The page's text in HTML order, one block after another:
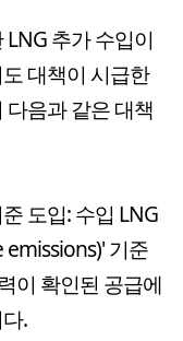
추가 수입이
대책이 시급한
음과 같은 대책
도입: 수입 LNG
emissions)' 기준
이 확인된 공급에
.